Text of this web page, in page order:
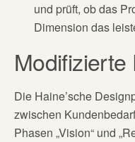
und prüft, ob das
Dimension das
Die Haine’sche
zwischen
Phasen „Vision“ und